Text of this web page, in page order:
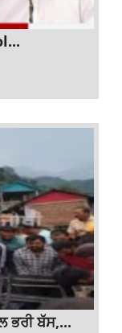
ਭਰੀ ਬੱਸ,...